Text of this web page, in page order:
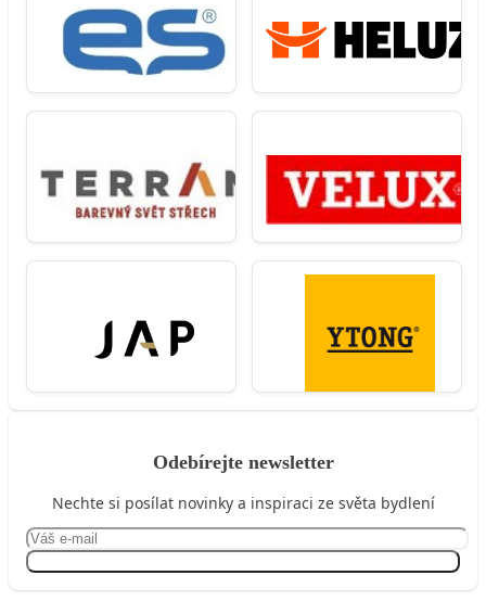
Odebírejte newsletter
Nechte si posílat novinky a inspiraci ze světa bydlení